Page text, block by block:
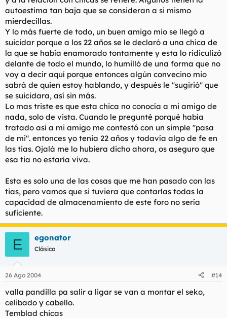
autoestima tan baja que se consideran a si mismo
mierdecillas.
Y lo más fuerte de todo, un buen amigo mio se llegó a
suicidar porque a los 22 años se le declaró a una chica de
la que se había enamorado tontamente y esta lo ridiculizó
delante de todo el mundo, lo humilló de una forma que no
voy a decir aquí porque entonces algún convecino mio
sabrá de quien estoy hablando, y después le "sugirió" que
se suicidara, así sin más.
Lo mas triste es que esta chica no conocía a mi amigo de
nada, solo de vista. Cuando le pregunté porqué había
tratado así a mi amigo me contestó con un simple "pasa
de mi". entonces yo tenia 22 años y todavía algo de fe en
las tias. Ojalá me lo hubiera dicho ahora, os aseguro que
esa tia no estaría viva.
Esta es solo una de las cosas que me han pasado con las
tias, pero vamos que si tuviera que contarlas todas la
capacidad de almacenamiento de este foro no sería
suficiente.
E egonator
Clásico
26 Ago 2004 #14
valla pandilla pa salir a ligar se van a montar el seko,
celibado y cabello.
Temblad chicas